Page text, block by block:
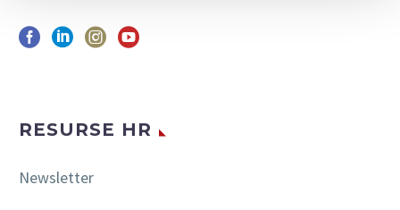
RESURSE HR
Newsletter